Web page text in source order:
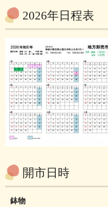
2026年日程表
開市日時
鉢物